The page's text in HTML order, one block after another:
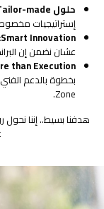
حلول Tailor-made:
إستراتيجيات
Smart Innovation:
عشان نضمن إن
than Execution:
Zone.
هدفنا بسيط.. إننا